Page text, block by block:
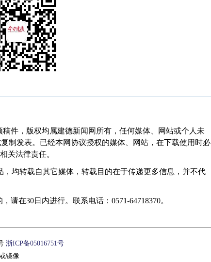
件，版权均属建德新闻网所有，任何媒体、网站或个人未
制发表。已经本网协议授权的媒体、网站，在下载使用时必
关法律责任。
均转载自其它媒体，转载目的在于传递更多信息，并不代
在30日内进行。联系电话：0571-64718370。
浙ICP备05016751号
镜像